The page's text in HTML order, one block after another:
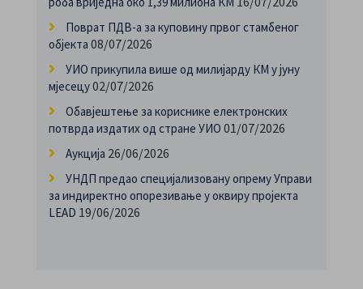
Поврат ПДВ-а за куповину првог стамбеног
објекта 08/07/2026
УИО прикупила више од милијарду КМ у јуну
мјесецу02/07/2026
Обавјештење за кориснике електронских
потврда издатих од стране УИО 01/07/2026
Аукција 26/06/2026
УНДП предао специјализовану опрему Управи
за индиректно опорезивање у оквиру пројекта
LEAD 19/06/2026